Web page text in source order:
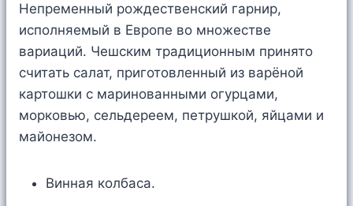
Непременный рождественский гарнир,
исполняемый в Европе во множестве
вариаций. Чешским традиционным принято
считать салат, приготовленный из варёной
картошки с маринованными огурцами,
морковью, сельдереем, петрушкой, яйцами и
майонезом.
Винная колбаса.